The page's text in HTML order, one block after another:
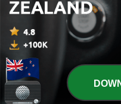
Dr. Balsai Tamás és a
Perfect Smile Fogászat
csapatának hivatalos
podcast csatornája